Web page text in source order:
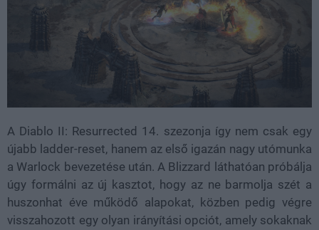
A Diablo II: Resurrected 14. szezonja így nem csak egy
újabb ladder-reset, hanem az első igazán nagy utómunka
a Warlock bevezetése után. A Blizzard láthatóan próbálja
úgy formálni az új kasztot, hogy az ne barmolja szét a
huszonhat éve működő alapokat, közben pedig végre
visszahozott egy olyan irányítási opciót, amely sokaknak